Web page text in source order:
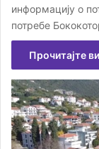
информацију о
потребе
Прочитајте